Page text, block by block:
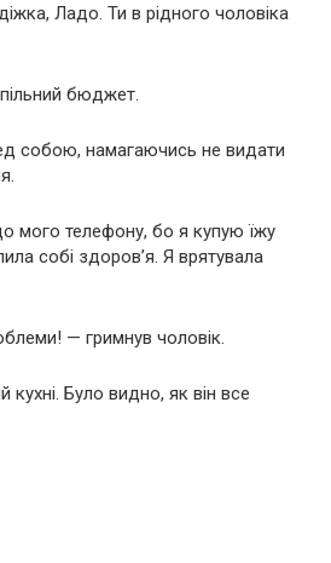
Ладо. Ти в рідного чоловіка
бюджет.
собою, намагаючись не видати
мого телефону, бо я купую їжу
собі здоров’я. Я врятувала
— гримнув чоловік.
кухні. Було видно, як він все